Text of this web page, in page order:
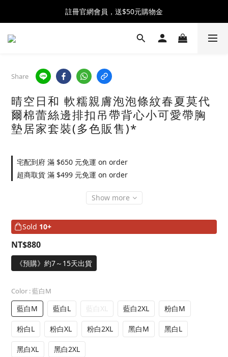
全館消費滿$2500 贈 ♡ 冰淇淋提霸杯 ♡
註冊官網會員，送$50元購物金
全館消費滿$2500 贈 ♡ 冰淇淋提霸杯 ♡
Share
晴空日和 軟糯親膚泡泡條紋春夏莫代
爾棉蕾絲邊排扣吊帶背心小可愛帶胸
墊居家套裝(多色販售)*
宅配到府 滿 $650 元免運 on order
超商取貨 滿 $499 元免運 on order
Show more
Sold 10+
NT$880
《預購》約7～15天出貨
Color : 藍白M
藍白M 藍白L 藍白XL 藍白2XL 粉白M
粉白L 粉白XL 粉白2XL 黑白M 黑白L
黑白XL 黑白2XL